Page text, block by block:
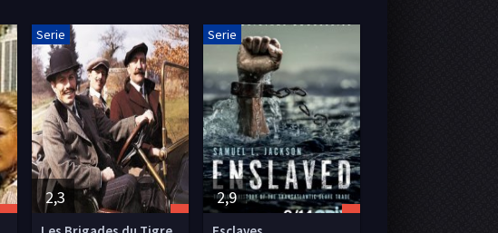
2,3
Serie
2,9
Serie